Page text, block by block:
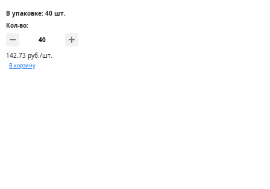
В упаковке: 40 шт.
Кол-во:
142.73 руб./шт.
В корзину